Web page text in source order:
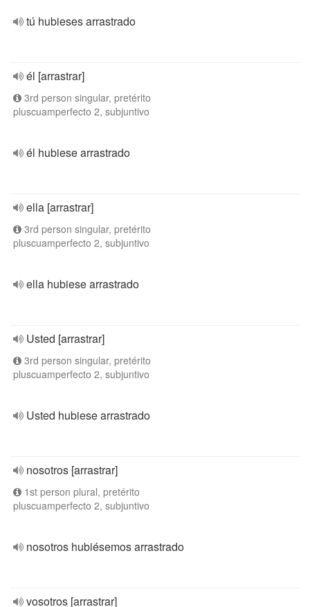
tú hubieses arrastrado
él [arrastrar]
3rd person singular, pretérito
pluscuamperfecto 2, subjuntivo
él hubiese arrastrado
ella [arrastrar]
3rd person singular, pretérito
pluscuamperfecto 2, subjuntivo
ella hubiese arrastrado
Usted [arrastrar]
3rd person singular, pretérito
pluscuamperfecto 2, subjuntivo
Usted hubiese arrastrado
nosotros [arrastrar]
1st person plural, pretérito
pluscuamperfecto 2, subjuntivo
nosotros hubiésemos arrastrado
vosotros [arrastrar]